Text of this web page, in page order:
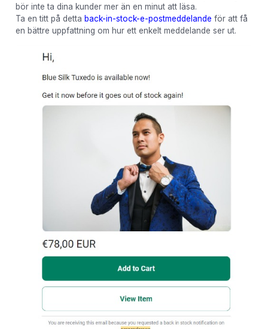
bör inte ta dina kunder mer än en minut att läsa.
Ta en titt på detta back-in-stock-e-postmeddelande för att få
en bättre uppfattning om hur ett enkelt meddelande ser ut.